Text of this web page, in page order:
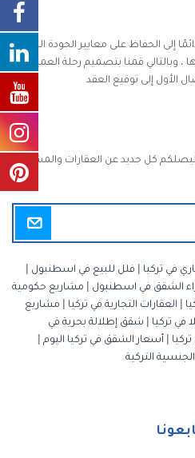
إلى الحفاظ على معايير الجودة الكاملة
وبالتالي قمنا بتصميم رحلة العميل
الأول إلى توقيع العقد
ليصلكم كل جديد عن العقارات والمشاريع
في تركيا فلل للبيع في اسطنبول
الشقق في اسطنبول
مشاريع حكومية
العقارات التجارية في تركيا
مشاريع
في تركيا
شقق إطلالة بحرية في
أسعار الشقق في تركيا اليوم
الجنسية التركية